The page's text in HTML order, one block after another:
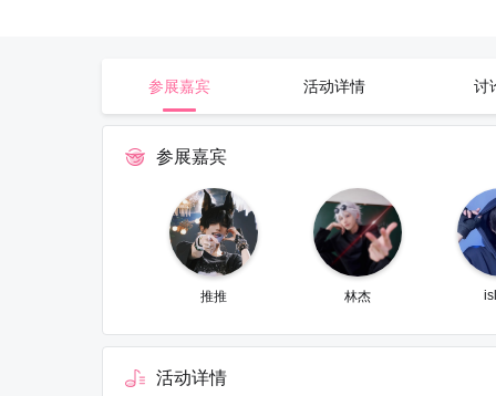
参展嘉宾 活动详情 讨
参展嘉宾
推推 林杰
活动详情